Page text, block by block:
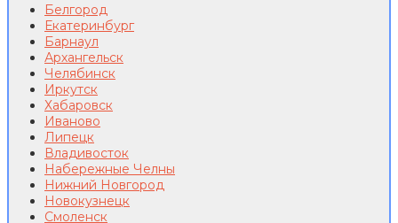
Белгород
Екатеринбург
Барнаул
Архангельск
Челябинск
Иркутск
Хабаровск
Иваново
Липецк
Владивосток
Набережные Челны
Нижний Новгород
Новокузнецк
Смоленск